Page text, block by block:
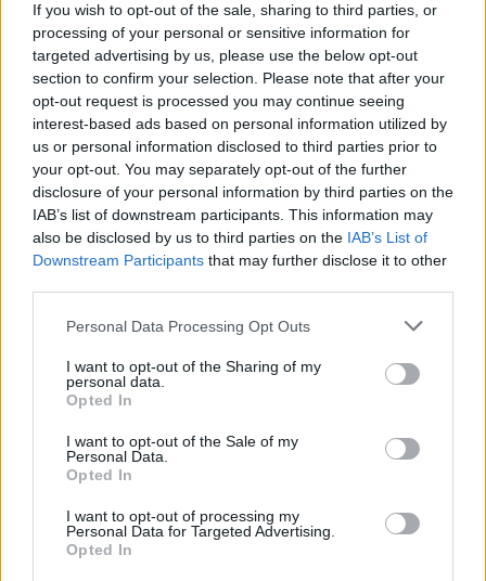
If you wish to opt-out of the sale, sharing to third parties, or
processing of your personal or sensitive information for
targeted advertising by us, please use the below opt-out
section to confirm your selection. Please note that after your
opt-out request is processed you may continue seeing
interest-based ads based on personal information utilized by
us or personal information disclosed to third parties prior to
your opt-out. You may separately opt-out of the further
disclosure of your personal information by third parties on the
IAB’s list of downstream participants. This information may
also be disclosed by us to third parties on the IAB’s List of
Downstream Participants that may further disclose it to other
Please note that this website/app uses one or more Google
not limited to your visit or usage behaviour. You may click to
grant or deny consent to Google and its third-party tags to
use your data for below specified purposes in below Google
consent section.
Personal Data Processing Opt Outs
I want to opt-out of the Sharing of my
personal data.
Opted In
I want to opt-out of the Sale of my
Personal Data.
Opted In
I want to opt-out of processing my
Personal Data for Targeted Advertising.
Opted In
Komárom)
Rendezte: Dudás Szabolcs
20.30- VMK, Háy János: A Herner Ferike faterja
(Kármán József Színház, Losonc) Rendezte: Krizsik
Alfonz
23.00- RÉV. Fesztiválklub
CSÜTÖRTÖK:
9.30- VMK, Greenburg - Jacobs: Hogyan legyünk
boldogtalanok - az önsorosrontás tudománya
(MOSZ Diákszínpad, Alsóbodok) Rendezte:
(Novus Ortus Diákszínpad, Dunaszerdahely)
- VMK, Szakmai értékelés
- VMK, "Embernek farkasa" - G.G. Marquez:
alapján (Homo Dramaticus csoport, Pozsony)
- VMK. F.G. Lorca: Bernarda Alba háza (Selye
- RÉV, Tasnádi István: Paravarieté (Zsírkutya